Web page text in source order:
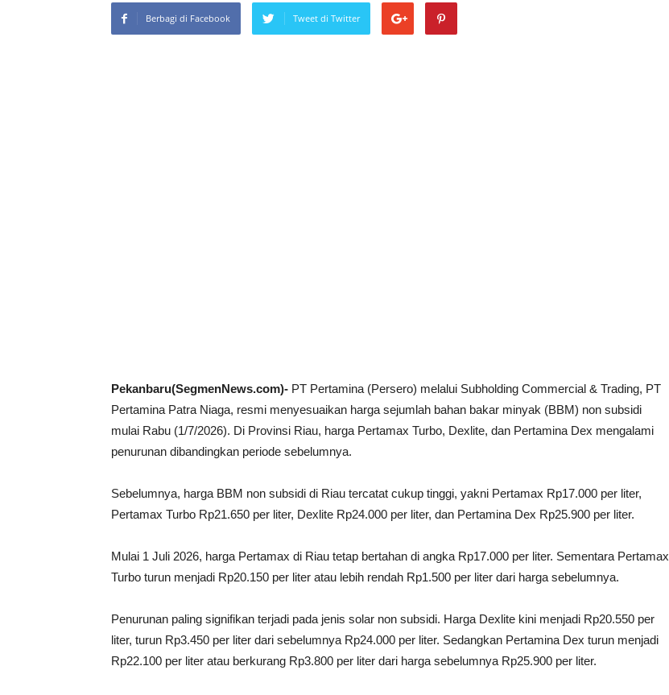
Berbagi di Facebook Tweet di Twitter
Pekanbaru(SegmenNews.com)- PT Pertamina (Persero) melalui Subholding Commercial & Trading, PT
Pertamina Patra Niaga, resmi menyesuaikan harga sejumlah bahan bakar minyak (BBM) non subsidi
mulai Rabu (1/7/2026). Di Provinsi Riau, harga Pertamax Turbo, Dexlite, dan Pertamina Dex mengalami
penurunan dibandingkan periode sebelumnya.
Sebelumnya, harga BBM non subsidi di Riau tercatat cukup tinggi, yakni Pertamax Rp17.000 per liter,
Pertamax Turbo Rp21.650 per liter, Dexlite Rp24.000 per liter, dan Pertamina Dex Rp25.900 per liter.
Mulai 1 Juli 2026, harga Pertamax di Riau tetap bertahan di angka Rp17.000 per liter. Sementara Pertamax
Turbo turun menjadi Rp20.150 per liter atau lebih rendah Rp1.500 per liter dari harga sebelumnya.
Penurunan paling signifikan terjadi pada jenis solar non subsidi. Harga Dexlite kini menjadi Rp20.550 per
liter, turun Rp3.450 per liter dari sebelumnya Rp24.000 per liter. Sedangkan Pertamina Dex turun menjadi
Rp22.100 per liter atau berkurang Rp3.800 per liter dari harga sebelumnya Rp25.900 per liter.